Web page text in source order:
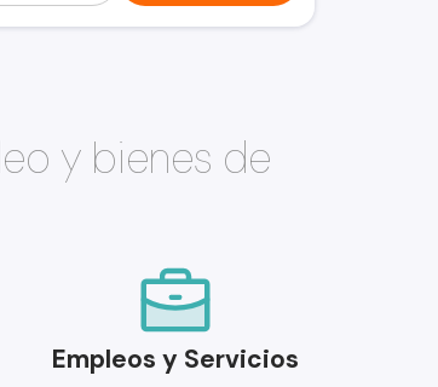
y bienes de
Empleos y Servicios